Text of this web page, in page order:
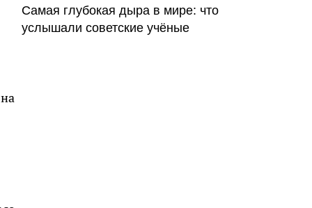
Самая глубокая дыра в мире: что
услышали советские учёные